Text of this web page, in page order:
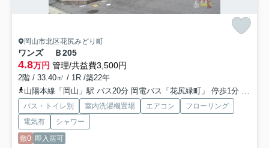
岡山市北区花尻みどり町
ワンズ Ｂ205
4.8万円 管理/共益費3,500円
2階 / 33.40㎡ / 1R /築22年
山陽本線「岡山」駅 バス20分 岡電バス「花尻緑町」 停歩1分
バス・トイレ別 室内洗濯機置場 エアコン
フローリング
電気有
シャワー
敷0 即入居可